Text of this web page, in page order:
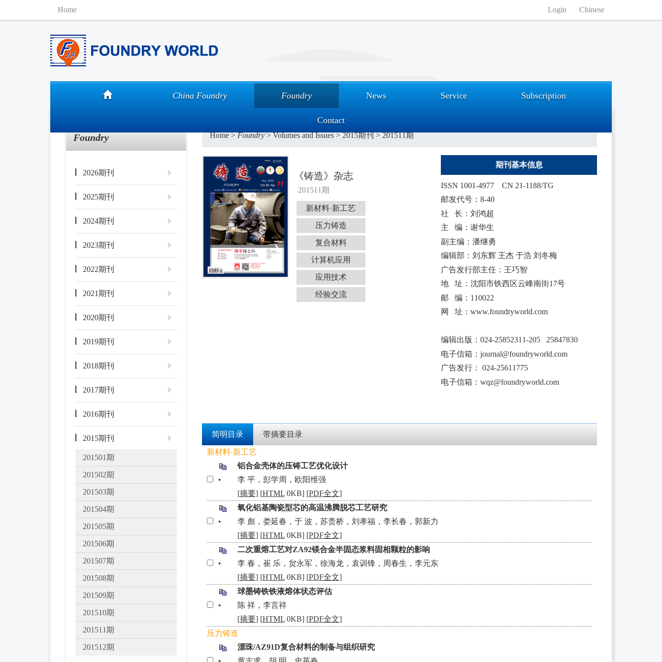
Home Login Chinese
China Foundry Foundry News Service Subscription
Contact
Foundry
2026期刊
2025期刊
2024期刊
2023期刊
2022期刊
2021期刊
2020期刊
2019期刊
2018期刊
2017期刊
2016期刊
2015期刊
201501期
201502期
201503期
201504期
201505期
201506期
201507期
201508期
201509期
201510期
201511期
201512期
Home>Foundry>Volumes and Issues>2015期刊>201511期
《铸造》杂志
201511期
新材料·新工艺
压力铸造
复合材料
计算机应用
应用技术
经验交流
期刊基本信息
ISSN 1001-4977CN 21-1188/TG
邮发代号：8-40
社 长：刘鸿超
主 编：谢华生
副主编：潘继勇
编辑部：刘东辉 王杰 于浩 刘冬梅
广告发行部主任：王巧智
地 址：沈阳市铁西区云峰南街17号
邮 编：110022
网 址：www.foundryworld.com
编辑出版 ：024-25852311-205 25847830
电子信箱：journal@foundryworld.com
广告发行：
024-25611775
电子信箱：wqz@foundryworld.com
简明目录 带摘要目录
新材料·新工艺
铝合金壳体的压铸工艺优化设计
•
李 平，彭学周，欧阳维强
[摘要] [HTML0KB] [PDF全文]
氧化铝基陶瓷型芯的高温沸腾脱芯工艺研究
•
李 彪，娄延春，于 波，苏贵桥，刘孝福，李长春，郭新力
[摘要] [HTML0KB] [PDF全文]
二次重熔工艺对ZA92镁合金半固态浆料固相颗粒的影响
•
李 春，崔 乐，贠永军，徐海龙，袁训锋，周春生，李元东
[摘要] [HTML0KB] [PDF全文]
球墨铸铁铁液熔体状态评估
•
陈 祥，李言祥
[摘要] [HTML0KB] [PDF全文]
压力铸造
漂珠/AZ91D复合材料的制备与组织研究